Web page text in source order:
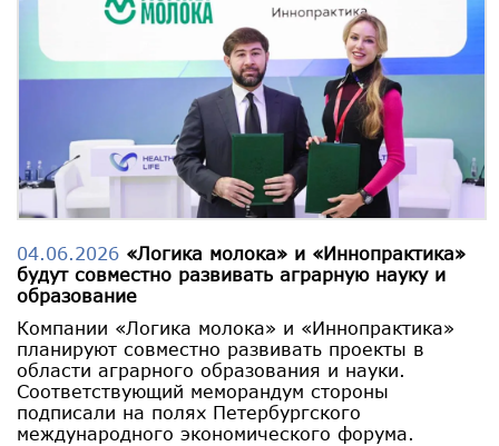
04.06.2026 «Логика молока» и «Иннопрактика»
будут совместно развивать аграрную науку и
образование
Компании «Логика молока» и «Иннопрактика»
планируют совместно развивать проекты в
области аграрного образования и науки.
Соответствующий меморандум стороны
подписали на полях Петербургского
международного экономического форума.